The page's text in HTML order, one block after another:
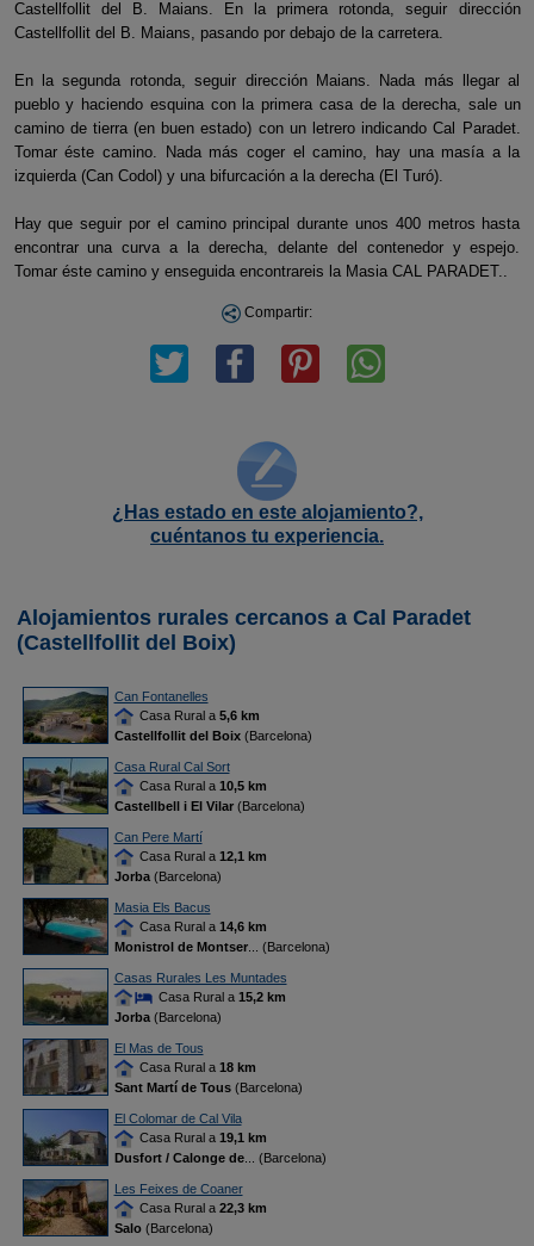
Castellfollit del B. Maians. En la primera rotonda, seguir dirección
Castellfollit del B. Maians, pasando por debajo de la carretera.
En la segunda rotonda, seguir dirección Maians. Nada más llegar al
pueblo y haciendo esquina con la primera casa de la derecha, sale un
camino de tierra (en buen estado) con un letrero indicando Cal Paradet.
Tomar éste camino. Nada más coger el camino, hay una masía a la
izquierda (Can Codol) y una bifurcación a la derecha (El Turó).
Hay que seguir por el camino principal durante unos 400 metros hasta
encontrar una curva a la derecha, delante del contenedor y espejo.
Tomar éste camino y enseguida encontrareis la Masia CAL PARADET..
Compartir:
¿Has estado en este alojamiento?,
cuéntanos tu experiencia.
Alojamientos rurales cercanos a Cal Paradet
(Castellfollit del Boix)
Can Fontanelles
Casa Rural a 5,6 km
Castellfollit del Boix(Barcelona)
Casa Rural Cal Sort
Casa Rural a 10,5 km
Castellbell i El Vilar(Barcelona)
Can Pere Martí
Casa Rural a 12,1 km
Jorba(Barcelona)
Masia Els Bacus
Casa Rural a 14,6 km
Monistrol de Montser... (Barcelona)
Casas Rurales Les Muntades
Casa Rural a 15,2 km
Jorba(Barcelona)
El Mas de Tous
Casa Rural a 18 km
Sant Martí de Tous(Barcelona)
El Colomar de Cal Vila
Casa Rural a 19,1 km
Dusfort / Calonge de... (Barcelona)
Les Feixes de Coaner
Casa Rural a 22,3 km
Salo(Barcelona)